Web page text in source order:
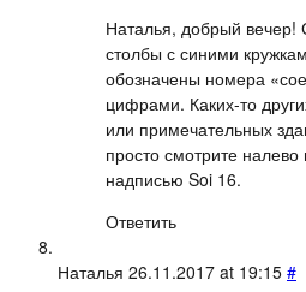
Наталья, добрый вечер!
столбы с синими
обозначены номера
цифрами. Каких-то
или примечательных
просто смотрите
надписью Soi 16.
Ответить
Наталья 26.11.2017 at 19:15 #